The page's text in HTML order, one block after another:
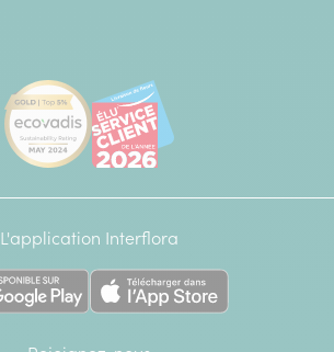
[Ecovadis Gold Badge - Top 5%
L'application Interflora